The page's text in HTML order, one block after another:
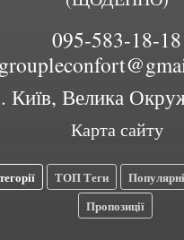
095-583-18-18
Київ, Велика
Карта сайту
ТОП Теги
Пропозиції